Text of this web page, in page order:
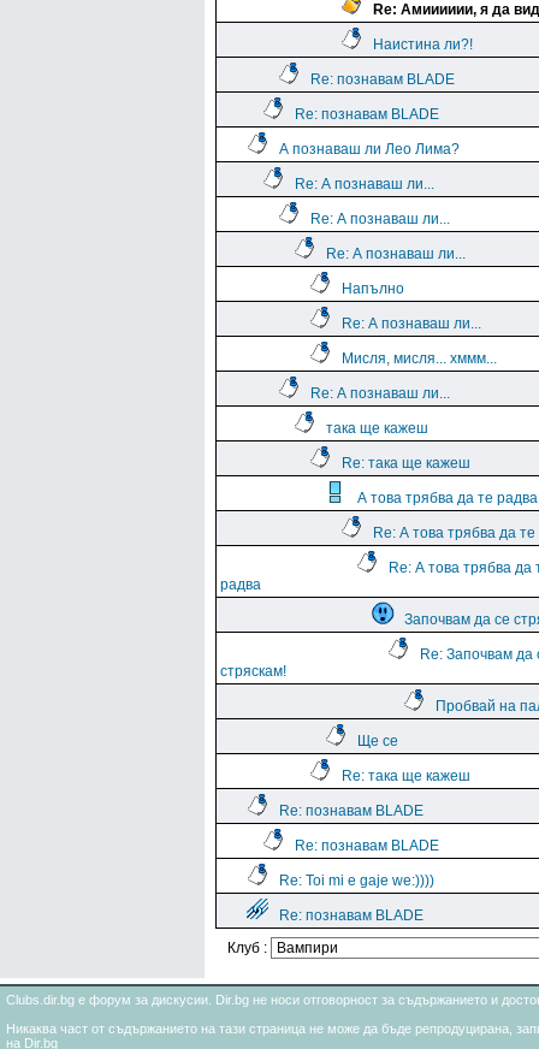
Re: Амииииии, я да
Наистина ли?!
Re: познавам BLADE
Re: познавам BLADE
А познаваш ли Лео Лима?
Re: А познаваш ли...
Re: А познаваш ли...
Re: А познаваш ли...
Напълно
Re: А познаваш ли...
Мисля, мисля... хммм...
Re: А познаваш ли...
така ще кажеш
Re: така ще кажеш
А това трябва да те радва
Re: А това трябва да
Re: А това трябва да
радва
Започвам да се
Re: Започвам да
стряскам!
Пробвай на
Ще се
Re: така ще кажеш
Re: познавам BLADE
Re: познавам BLADE
Re: Toi mi e gaje we:))))
Re: познавам BLADE
Клуб :
Clubs.dir.bg е форум за дискусии. Dir.bg не носи отговорност за съдържанието и
Никаква част от съдържанието на тази страница не може да бъде репродуцирана,
на Dir.bg